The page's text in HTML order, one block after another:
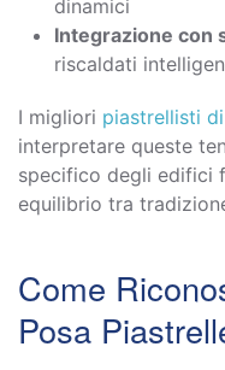
dinamici
Integrazione con
riscaldati
I migliori piastrellisti
interpretare queste
specifico degli edifici
equilibrio tra
Come
Posa